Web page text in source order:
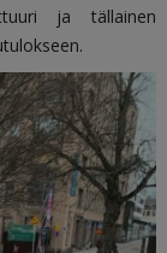
ja tällainen